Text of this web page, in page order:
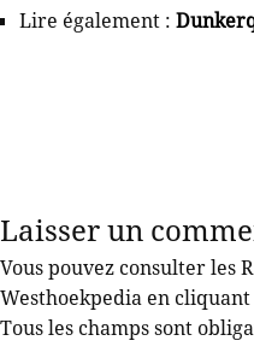
Lire également :
Laisser un
Vous pouvez consulter les
Westhoekpedia en cliquant
Tous les champs sont